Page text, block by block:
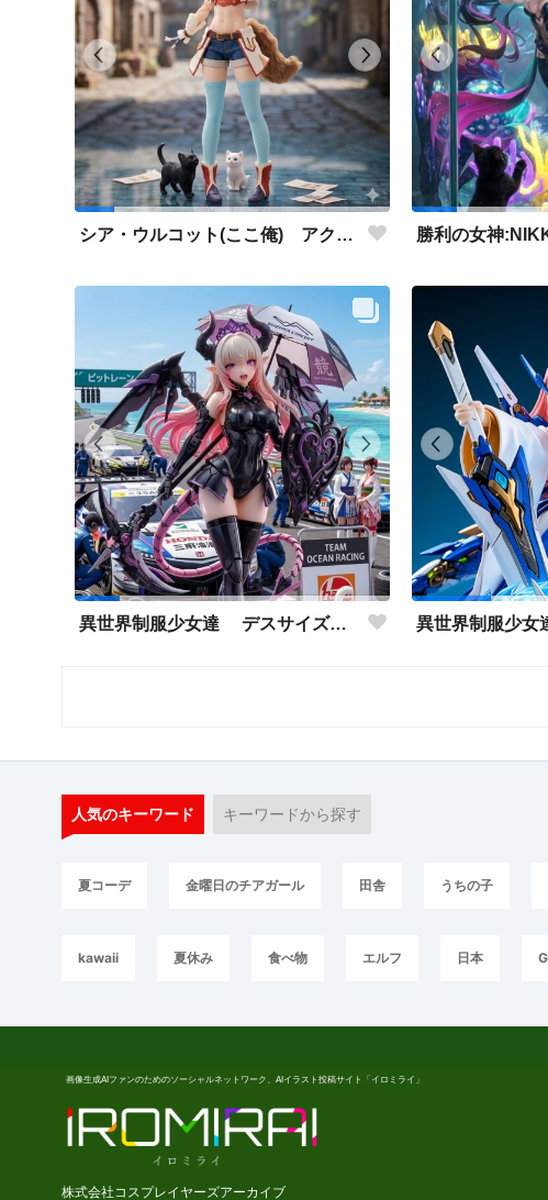
シア・ウルコット(ここ俺) アクリルドールフィギュア
異世界制服少女達 デスサイズレースクィーンと黒猫🐈‍⬛と白猫🐈
人気のキーワード キーワードから探す
夏コーデ 金曜日のチアガール 田舎 うちの子
kawaii 夏休み 食べ物 エルフ 日本
画像生成AIファンのためのソーシャルネットワーク、AIイラスト投稿サイト「イロミライ」
株式会社コスプレイヤーズアーカイブ